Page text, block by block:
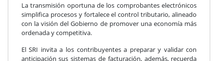
La transmisión oportuna de los comprobantes electrónicos
simplifica procesos y fortalece el control tributario, alineado
con la visión del Gobierno de promover una economía más
ordenada y competitiva.
El SRI invita a los contribuyentes a preparar y validar con
anticipación sus sistemas de facturación, además, recuerda